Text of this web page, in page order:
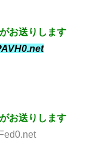
お送りします
お送りします